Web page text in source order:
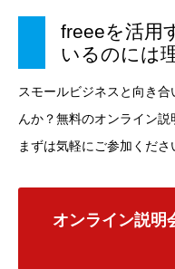
freeeを活用
いるのには
スモールビジネスと向き
んか？無料のオンライン説
まずは気軽にご参加くださ
オンライン説明